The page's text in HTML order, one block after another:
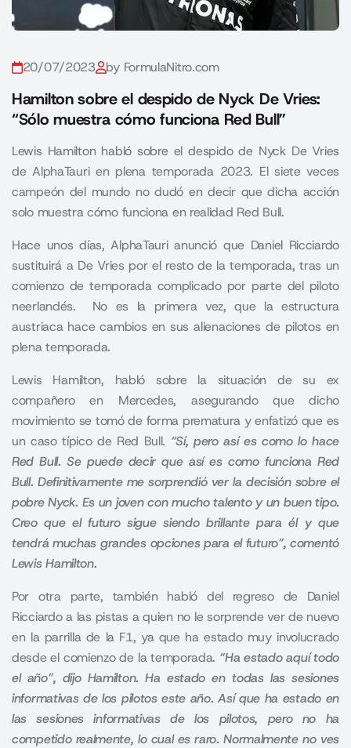
20/07/2023 by FormulaNitro.com
Hamilton sobre el despido de Nyck De Vries:
“Sólo muestra cómo funciona Red Bull”
Lewis Hamilton habló sobre el despido de Nyck De Vries
de AlphaTauri en plena temporada 2023. El siete veces
campeón del mundo no dudó en decir que dicha acción
solo muestra cómo funciona en realidad Red Bull.
Hace unos días, AlphaTauri anunció que Daniel Ricciardo
sustituirá a De Vries por el resto de la temporada, tras un
comienzo de temporada complicado por parte del piloto
neerlandés. No es la primera vez, que la estructura
austriaca hace cambios en sus alienaciones de pilotos en
plena temporada.
Lewis Hamilton, habló sobre la situación de su ex
compañero en Mercedes, asegurando que dicho
movimiento se tomó de forma prematura y enfatizó que es
un caso típico de Red Bull. “Sí, pero así es como lo hace
Red Bull. Se puede decir que así es como funciona Red
Bull. Definitivamente me sorprendió ver la decisión sobre el
pobre Nyck. Es un joven con mucho talento y un buen tipo.
Creo que el futuro sigue siendo brillante para él y que
tendrá muchas grandes opciones para el futuro”, comentó
Lewis Hamilton.
Por otra parte, también habló del regreso de Daniel
Ricciardo a las pistas a quien no le sorprende ver de nuevo
en la parrilla de la F1, ya que ha estado muy involucrado
desde el comienzo de la temporada. “Ha estado aquí todo
el año”, dijo Hamilton. Ha estado en todas las sesiones
informativas de los pilotos este año. Así que ha estado en
las sesiones informativas de los pilotos, pero no ha
competido realmente, lo cual es raro. Normalmente no ves